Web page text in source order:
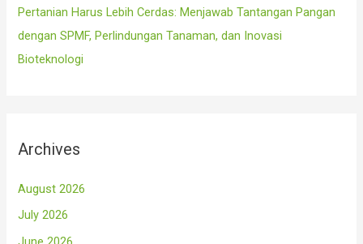
Pertanian Harus Lebih Cerdas: Menjawab Tantangan Pangan
dengan SPMF, Perlindungan Tanaman, dan Inovasi
Bioteknologi
Archives
August 2026
July 2026